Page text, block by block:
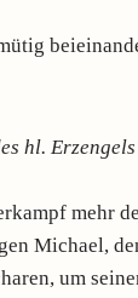
hl.
mehr
Michael,
um